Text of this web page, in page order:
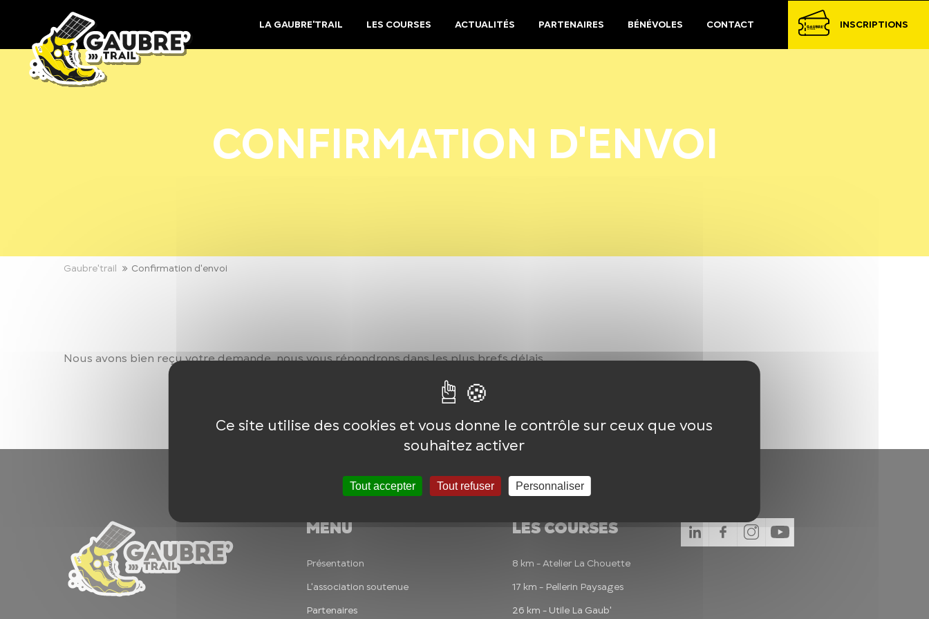
LA GAUBRE'TRAIL LES COURSES ACTUALITÉS PARTENAIRES BÉNÉVOLES CONTACT INSCRIPTIONS
CONFIRMATION D'ENVOI
Gaubre'trail Confirmation d'envoi
Nous avons bien reçu votre demande, nous vous répondrons dans les plus brefs délais.
MENU
Présentation
L'association soutenue
Partenaires
LES COURSES
8 km - Atelier La Chouette
17 km - Pellerin Paysages
26 km - Utile La Gaub'
Panneau de gestion des cookies
Ce site utilise des cookies et vous donne le contrôle sur ceux que vous
souhaitez activer
Tout accepter Tout refuser Personnaliser